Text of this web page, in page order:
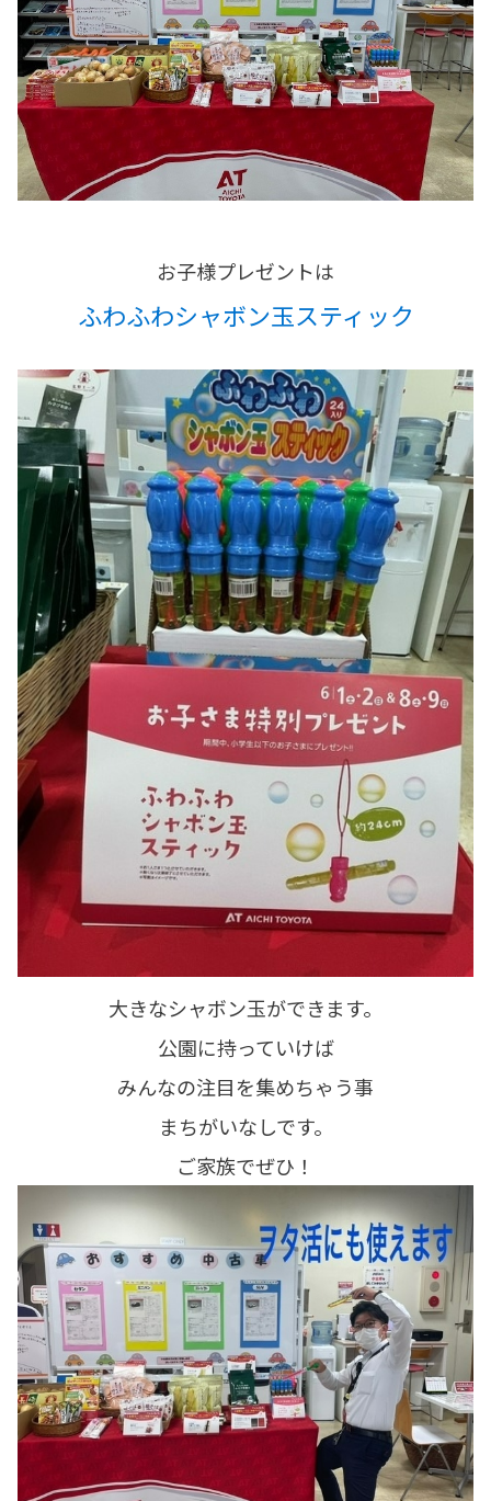
お子様プレゼントは
ふわふわシャボン玉スティック
大きなシャボン玉ができます。
公園に持っていけば
みんなの注目を集めちゃう事
まちがいなしです。
ご家族でぜひ！